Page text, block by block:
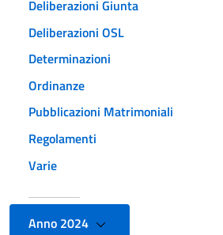
Deliberazioni Giunta
Deliberazioni OSL
Determinazioni
Ordinanze
Pubblicazioni Matrimoniali
Regolamenti
Varie
Anno 2024